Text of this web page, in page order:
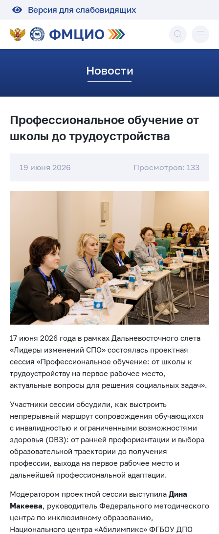
Версия для слабовидящих
ФМЦИО
Новости
Профессиональное обучение от
школы до трудоустройства
19 июня 2026 Просмотров: 133
17 июня 2026 года в рамках Дальневосточного слета
«Лидеры изменений СПО» состоялась проектная
сессия «Профессиональное обучение: от школы к
трудоустройству на первое рабочее место,
актуальные вопросы для решения социальных задач».
Участники сессии обсудили, как выстроить
непрерывный маршрут сопровождения обучающихся
с инвалидностью и ограниченными возможностями
здоровья (ОВЗ): от ранней профориентации и выбора
образовательной траектории до получения
профессии, выхода на первое рабочее место и
дальнейшей профессиональной адаптации.
Модератором проектной сессии выступила Дина
Макеева, руководитель Федерального методического
центра по инклюзивному образованию,
Национального центра «Абилимпикс» ФГБОУ ДПО